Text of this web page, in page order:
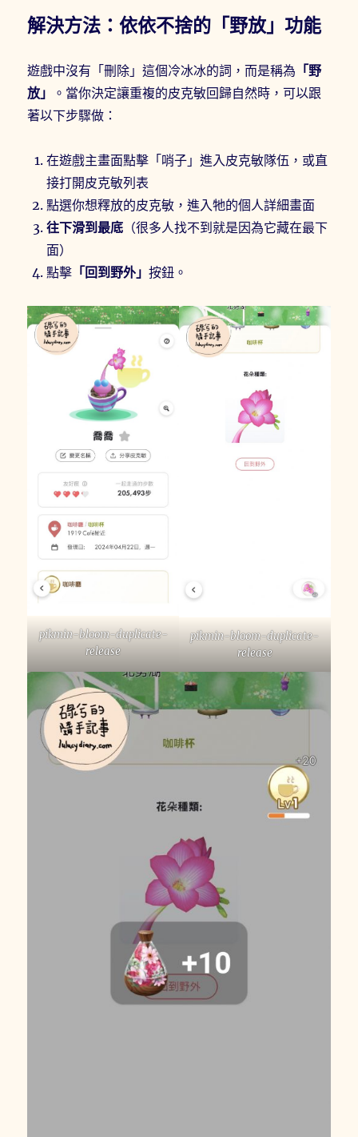
解決方法：依依不捨的「野放」功能
遊戲中沒有「刪除」這個冷冰冰的詞，而是稱為 「野
放」
。當你決定讓重複的皮克敏回歸自然時，可以跟
著以下步驟做：
在遊戲主畫面點擊「哨子」進入皮克敏隊伍，或直
接打開皮克敏列表
點選你想釋放的皮克敏，進入牠的個人詳細畫面
往下滑到最底 （很多人找不到就是因為它藏在最下
面）
點擊 「回到野外」按鈕。
pikmin-bloom-duplicate-
release
pikmin-bloom-duplicate-
release